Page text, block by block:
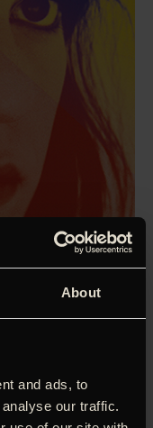
About
and ads, to
our traffic.
Vega brænder
Joakim Grundahl,